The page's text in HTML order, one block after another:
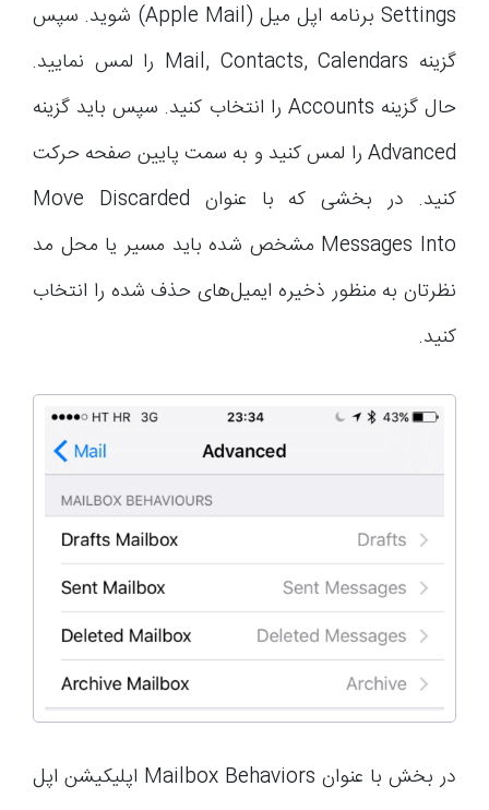
Settings برنامه اپل میل (Apple Mail) شوید. سپس
گزینه Mail, Contacts, Calendars را لمس نمایید.
حال گزینه Accounts را انتخاب کنید. سپس باید گزینه
Advanced را لمس کنید و به سمت پایین صفحه حرکت
کنید. در بخشی که با عنوان Move Discarded
Messages Into مشخص شده باید مسیر یا محل مد
نظرتان به منظور ذخیره ایمیل‌های حذف شده را انتخاب
کنید.
در بخش با عنوان Mailbox Behaviors اپلیکیشن اپل